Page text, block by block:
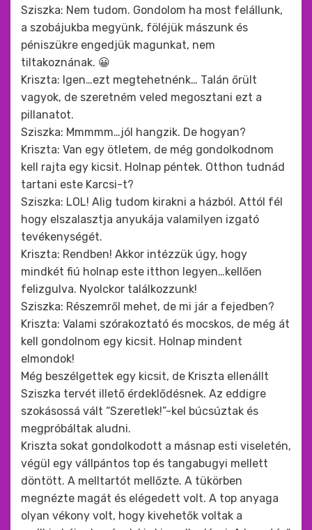
Sziszka: Nem tudom. Gondolom ha most felállunk,
a szobájukba megyünk, föléjük mászunk és
péniszükre engedjük magunkat, nem
tiltakoznának. 😀
Kriszta: Igen…ezt megtehetnénk… Talán őrült
vagyok, de szeretném veled megosztani ezt a
pillanatot.
Sziszka: Mmmmm…jól hangzik. De hogyan?
Kriszta: Van egy ötletem, de még gondolkodnom
kell rajta egy kicsit. Holnap péntek. Otthon tudnád
tartani este Karcsi-t?
Sziszka: LOL! Alig tudom kirakni a házból. Attól fél
hogy elszalasztja anyukája valamilyen izgató
tevékenységét.
Kriszta: Rendben! Akkor intézzük úgy, hogy
mindkét fiú holnap este itthon legyen…kellően
felizgulva. Nyolckor találkozzunk!
Sziszka: Részemről mehet, de mi jár a fejedben?
Kriszta: Valami szórakoztató és mocskos, de még át
kell gondolnom egy kicsit. Holnap mindent
elmondok!
Még beszélgettek egy kicsit, de Kriszta ellenállt
Sziszka tervét illető érdeklődésnek. Az eddigre
szokásossá vált “Szeretlek!”-kel búcsúztak és
megpróbáltak aludni.
Kriszta sokat gondolkodott a másnap esti viseletén,
végül egy vállpántos top és tangabugyi mellett
döntött. A melltartót mellőzte. A tükörben
megnézte magát és elégedett volt. A top anyaga
olyan vékony volt, hogy kivehetők voltak a